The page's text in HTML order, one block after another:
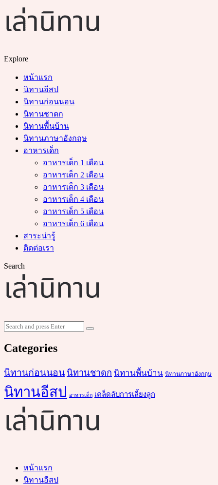
Search
Explore
หน้าแรก
นิทานอีสป
นิทานก่อนนอน
นิทานชาดก
นิทานพื้นบ้าน
นิทานภาษาอังกฤษ
อาหารเด็ก
อาหารเด็ก 1 เดือน
อาหารเด็ก 2 เดือน
อาหารเด็ก 3 เดือน
อาหารเด็ก 4 เดือน
อาหารเด็ก 5 เดือน
อาหารเด็ก 6 เดือน
สาระน่ารู้
ติดต่อเรา
Search
Search
for:
Search
Categories
นิทานก่อนนอน นิทานชาดก นิทานพื้นบ้าน นิทานภาษาอังกฤษ
นิทานอีสป อาหารเด็ก เคล็ดลับการเลี้ยงลูก
หน้าแรก
นิทานอีสป